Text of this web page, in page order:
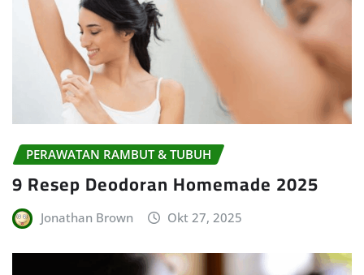
PERAWATAN RAMBUT & TUBUH
9 Resep Deodoran Homemade 2025
Jonathan Brown Okt 27, 2025